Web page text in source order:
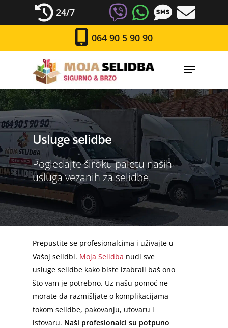
24/7
064 90 5 90 90
Usluge selidbe
Pogledajte široku paletu naših
usluga vezanih za selidbe.
Prepustite se profesionalcima i uživajte u
Vašoj selidbi. Moja Selidba nudi sve
usluge selidbe kako biste izabrali baš ono
što vam je potrebno. Uz našu pomoć ne
morate da razmišljate o komplikacijama
tokom selidbe, pakovanju, utovaru i
istovaru. Naši profesionalci su potpuno